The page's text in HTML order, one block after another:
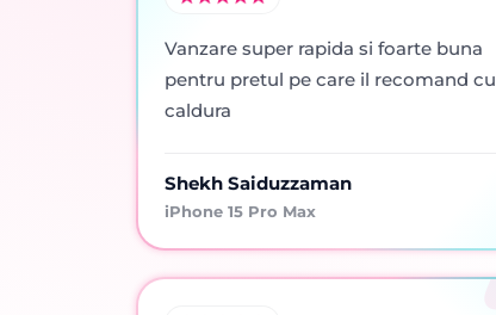
Vanzare super rapida si foarte buna
pentru pretul pe care il recomand cu
caldura
Shekh Saiduzzaman
iPhone 15 Pro Max